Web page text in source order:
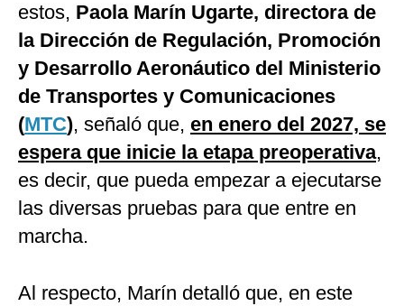
estos, Paola Marín Ugarte, directora de
la Dirección de Regulación, Promoción
y Desarrollo Aeronáutico del Ministerio
de Transportes y Comunicaciones
(MTC), señaló que, en enero del 2027, se
espera que inicie la etapa preoperativa,
es decir, que pueda empezar a ejecutarse
las diversas pruebas para que entre en
marcha.
Al respecto, Marín detalló que, en este